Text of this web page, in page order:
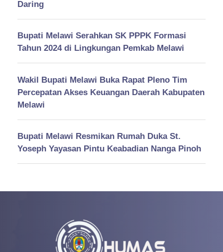
Daring
Bupati Melawi Serahkan SK PPPK Formasi
Tahun 2024 di Lingkungan Pemkab Melawi
Wakil Bupati Melawi Buka Rapat Pleno Tim
Percepatan Akses Keuangan Daerah Kabupaten
Melawi
Bupati Melawi Resmikan Rumah Duka St.
Yoseph Yayasan Pintu Keabadian Nanga Pinoh